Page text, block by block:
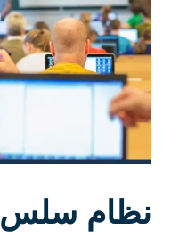
نظام سلس ERP